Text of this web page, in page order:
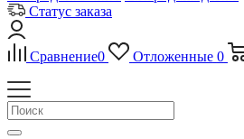
Статус заказа
Сравнение0 Отложенные 0